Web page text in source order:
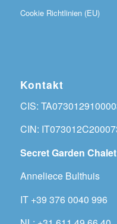
Cookie Richtlinien (EU)
Kontakt
CIS:
CIN:
Secret Garden Chalet
Anneliece Bulthuis
IT +39 376 0040 996